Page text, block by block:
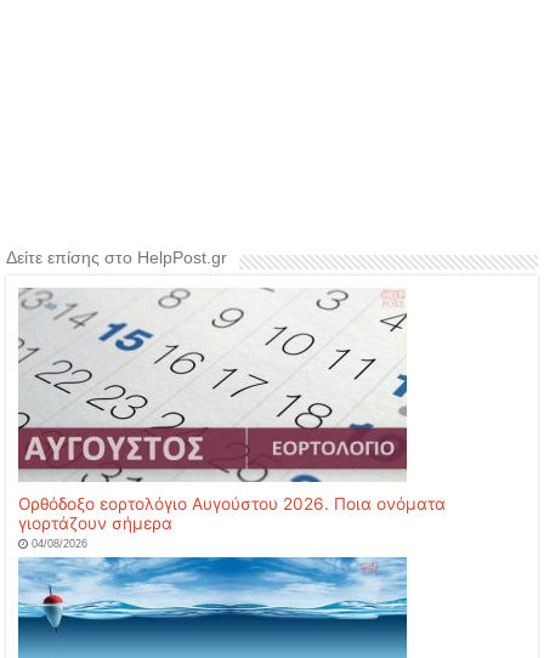
Δείτε επίσης στο HelpPost.gr
Ορθόδοξο εορτολόγιο Αυγούστου 2026. Ποια ονόματα
γιορτάζουν σήμερα
04/08/2026